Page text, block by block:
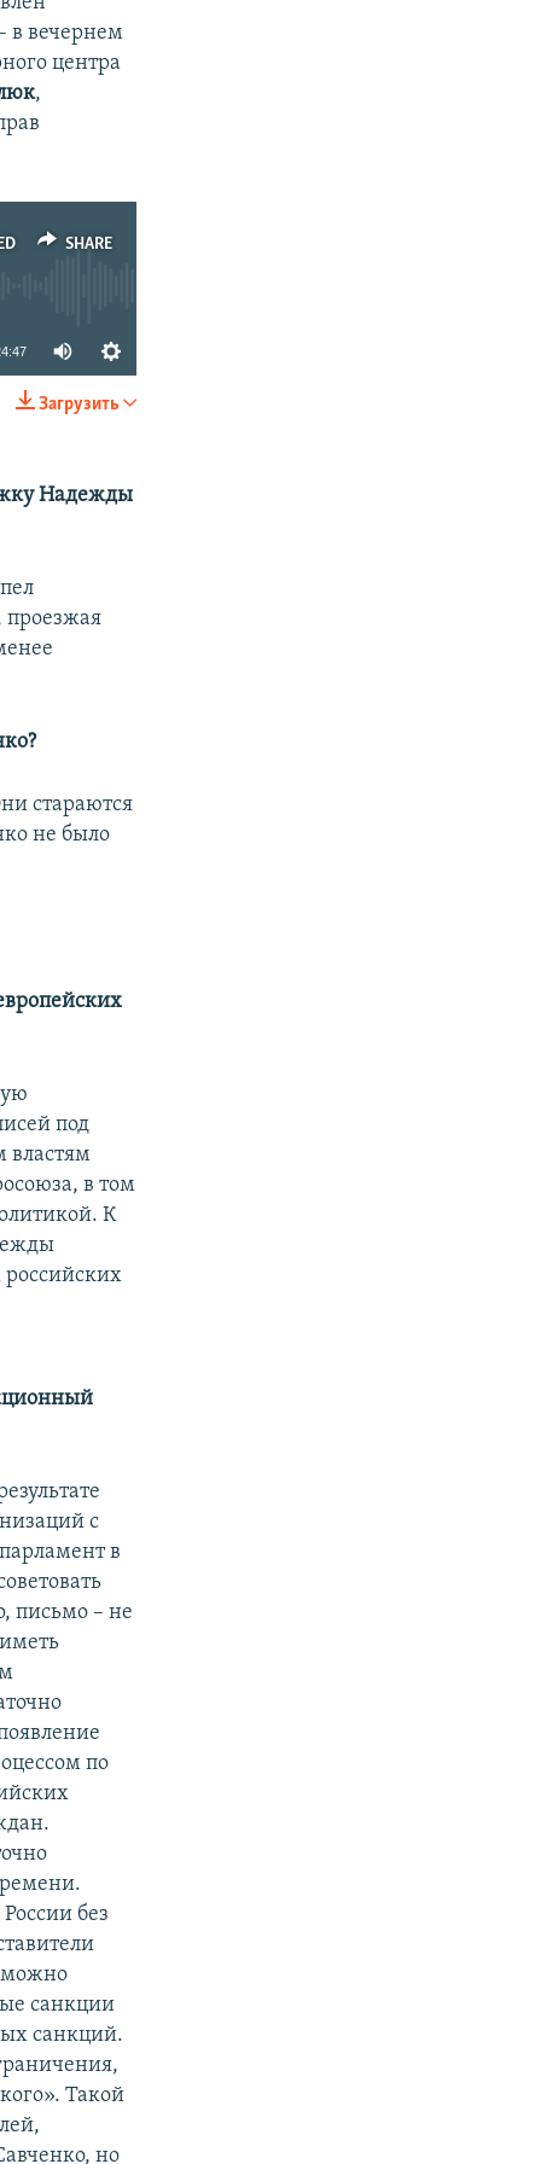
в вечернем
центра
,
SHARE
SHARE
Загрузить
Надежды
проезжая
стараются
не было
под
властям
в том
К
российских
с
в
письмо – не
по
без
санкции
санкций.
Такой
но